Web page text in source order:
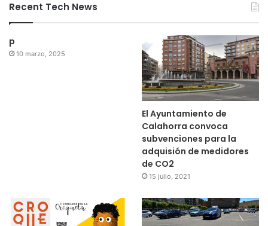
Recent Tech News
p
10 marzo, 2025
El Ayuntamiento de
Calahorra convoca
subvenciones para la
adquisión de medidores
de CO2
15 julio, 2021